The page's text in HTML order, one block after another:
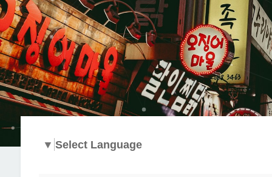
Select Language
▼